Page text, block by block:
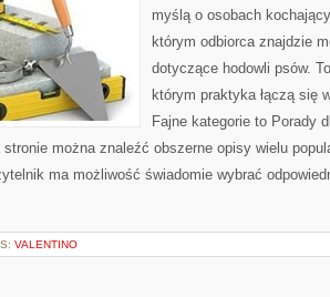
myślą o osobach
którym odbiorca znajdzie
dotyczące hodowli psów.
którym praktyka łączą się
Fajne kategorie to Porady
stronie można znaleźć obszerne opisy wielu
ma możliwość świadomie wybrać
VALENTINO